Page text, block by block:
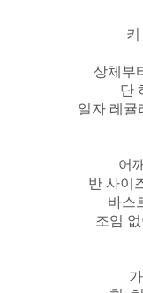
키
상체부
단
일자 레귤
어
반 사이
바스
조임